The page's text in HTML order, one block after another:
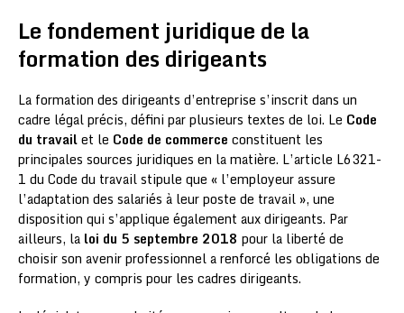
Le fondement juridique de la
formation des dirigeants
La formation des dirigeants d’entreprise s’inscrit dans un
cadre légal précis, défini par plusieurs textes de loi. Le Code
du travailet le Code de commerce constituent les
principales sources juridiques en la matière. L’article L6321-
1 du Code du travail stipule que « l’employeur assure
l’adaptation des salariés à leur poste de travail », une
disposition qui s’applique également aux dirigeants. Par
ailleurs, la loi du 5 septembre 2018 pour la liberté de
choisir son avenir professionnel a renforcé les obligations de
formation, y compris pour les cadres dirigeants.